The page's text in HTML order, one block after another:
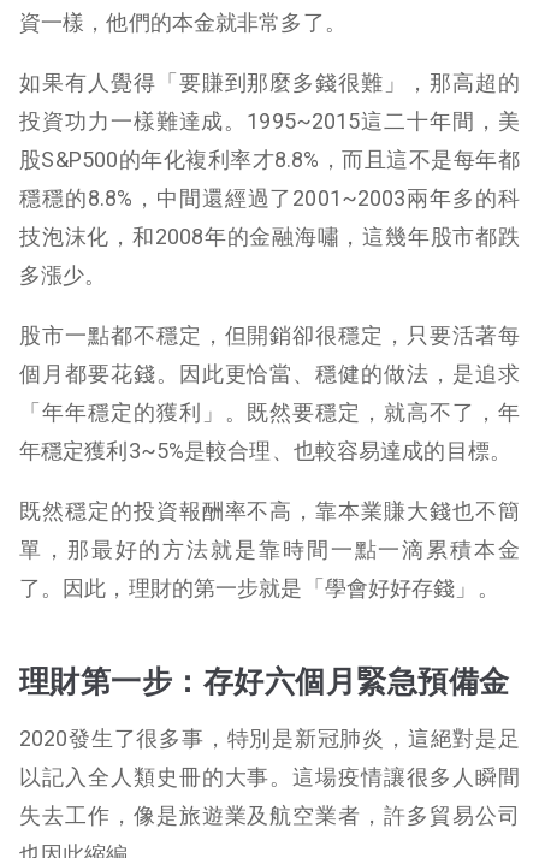
資一樣，他們的本金就非常多了。
如果有人覺得「要賺到那麼多錢很難」，那高超的
投資功力一樣難達成。1995~2015這二十年間，美
股S&P500的年化複利率才8.8%，而且這不是每年都
穩穩的8.8%，中間還經過了2001~2003兩年多的科
技泡沫化，和2008年的金融海嘯，這幾年股市都跌
多漲少。
股市一點都不穩定，但開銷卻很穩定，只要活著每
個月都要花錢。因此更恰當、穩健的做法，是追求
「年年穩定的獲利」。既然要穩定，就高不了，年
年穩定獲利3~5%是較合理、也較容易達成的目標。
既然穩定的投資報酬率不高，靠本業賺大錢也不簡
單，那最好的方法就是靠時間一點一滴累積本金
了。因此，理財的第一步就是「學會好好存錢」。
理財第一步：存好六個月緊急預備金
2020發生了很多事，特別是新冠肺炎，這絕對是足
以記入全人類史冊的大事。這場疫情讓很多人瞬間
失去工作，像是旅遊業及航空業者，許多貿易公司